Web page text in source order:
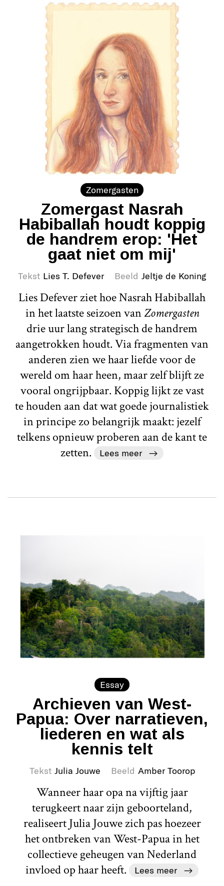
Zomergasten
Zomergast Nasrah
Habiballah houdt koppig
de handrem erop: 'Het
gaat niet om mij'
Tekst Lies T. Defever Beeld Jeltje de Koning
Lies Defever ziet hoe Nasrah Habiballah
in het laatste seizoen vanZomergasten
drie uur lang strategisch de handrem
aangetrokken houdt. Via fragmenten van
anderen zien we haar liefde voor de
wereld om haar heen, maar zelf blijft ze
vooral ongrijpbaar. Koppig lijkt ze vast
te houden aan dat wat goede journalistiek
in principe zo belangrijk maakt: jezelf
telkens opnieuw proberen aan de kant te
zetten.
Lees meer
Essay
Archieven van West-
Papua: Over narratieven,
liederen en wat als
kennis telt
Tekst Julia Jouwe Beeld Amber Toorop
Wanneer haar opa na vijftig jaar
terugkeert naar zijn geboorteland,
realiseert Julia Jouwe zich pas hoezeer
het ontbreken van West-Papua in het
collectieve geheugen van Nederland
invloed op haar heeft.
Lees meer